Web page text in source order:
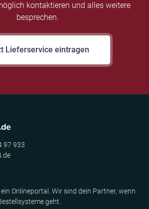
kontaktieren und alles weitere
besprechen.
Lieferservice eintragen
97 933
Onlineportal. Wir sind dein Partner, wenn
geht.